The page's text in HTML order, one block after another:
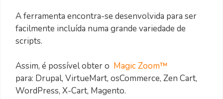
A ferramenta encontra-se desenvolvida para ser
facilmente incluída numa grande variedade de
scripts.
Assim, é possível obter o Magic Zoom™
para: Drupal, VirtueMart, osCommerce, Zen Cart,
WordPress, X-Cart, Magento.